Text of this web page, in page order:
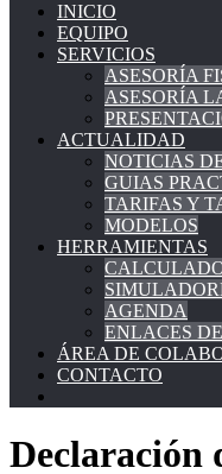
INICIO
EQUIPO
SERVICIOS
ASESORÍA
ASESORÍA
ACTUALIDAD
NOTICIAS
GUIAS
TARIFAS Y
MODELOS
HERRAMIENTAS
AGENDA
ENLACES
ÁREA DE
CONTACTO
Declaración